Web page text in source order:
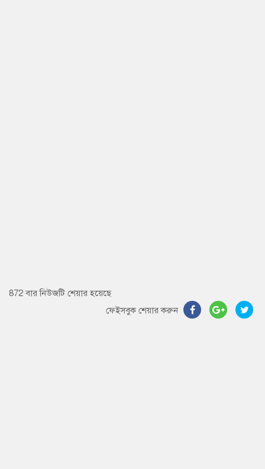
872 বার নিউজটি শেয়ার হয়েছে
ফেইসবুক শেয়ার করুন